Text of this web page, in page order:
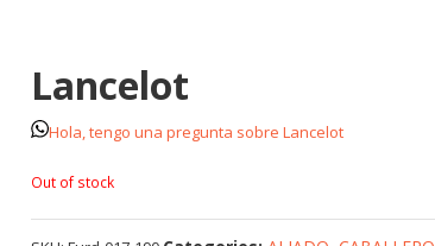
Lancelot
Hola, tengo una pregunta sobre Lancelot
Out of stock